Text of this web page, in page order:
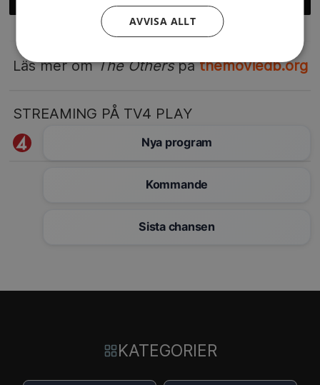
Läs mer omThe Otherspåthemoviedb.org
STREAMING PÅ TV4 PLAY
Se på TV4 Play – gratis med reklam
Nya program
Kommande
Sista chansen
KATEGORIER
AVVISA ALLT